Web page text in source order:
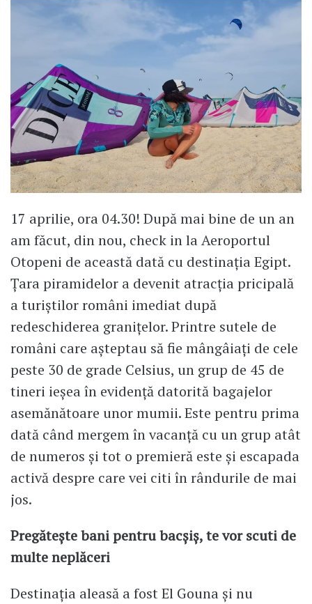
17 aprilie, ora 04.30! După mai bine de un an
am făcut, din nou, check in la Aeroportul
Otopeni de această dată cu destinația Egipt.
Țara piramidelor a devenit atracția pricipală
a turiștilor români imediat după
redeschiderea granițelor. Printre sutele de
români care așteptau să fie mângâiați de cele
peste 30 de grade Celsius, un grup de 45 de
tineri ieșea în evidență datorită bagajelor
asemănătoare unor mumii. Este pentru prima
dată când mergem în vacanță cu un grup atât
de numeros și tot o premieră este și escapada
activă despre care vei citi în rândurile de mai
jos.
Pregătește bani pentru bacșiș, te vor scuti de
multe neplăceri
Destinația aleasă a fost El Gouna și nu